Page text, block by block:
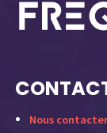
Nous contacter